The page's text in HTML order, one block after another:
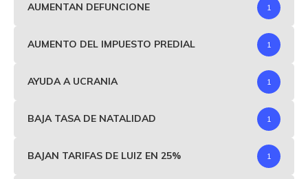
AUMENTAN DEFUNCIONE 1
AUMENTO DEL IMPUESTO PREDIAL 1
AYUDA A UCRANIA 1
BAJA TASA DE NATALIDAD 1
BAJAN TARIFAS DE LUIZ EN 25% 1